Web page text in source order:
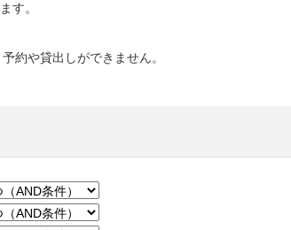
す。
約や貸出しができません。